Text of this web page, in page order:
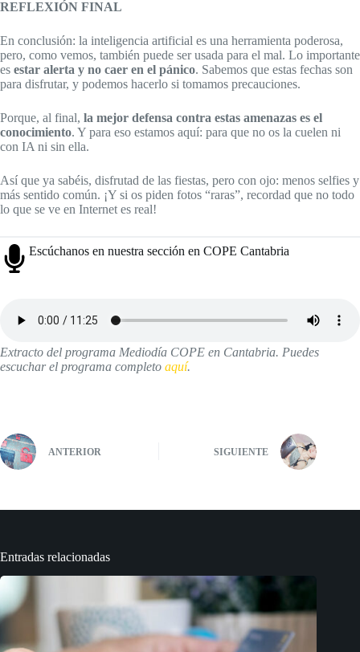
REFLEXIÓN FINAL
En conclusión: la inteligencia artificial es una herramienta poderosa,
pero, como vemos, también puede ser usada para el mal. Lo importante
es estar alerta y no caer en el pánico. Sabemos que estas fechas son
para disfrutar, y podemos hacerlo si tomamos precauciones.
Porque, al final, la mejor defensa contra estas amenazas es el
conocimiento. Y para eso estamos aquí: para que no os la cuelen ni
con IA ni sin ella.
Así que ya sabéis, disfrutad de las fiestas, pero con ojo: menos selfies y
más sentido común. ¡Y si os piden fotos “raras”, recordad que no todo
lo que se ve en Internet es real!
Escúchanos en nuestra sección en COPE Cantabria
Extracto del programa Mediodía COPE en Cantabria. Puedes
escuchar el programa completo aquí.
ANTERIOR SIGUIENTE
Entradas relacionadas